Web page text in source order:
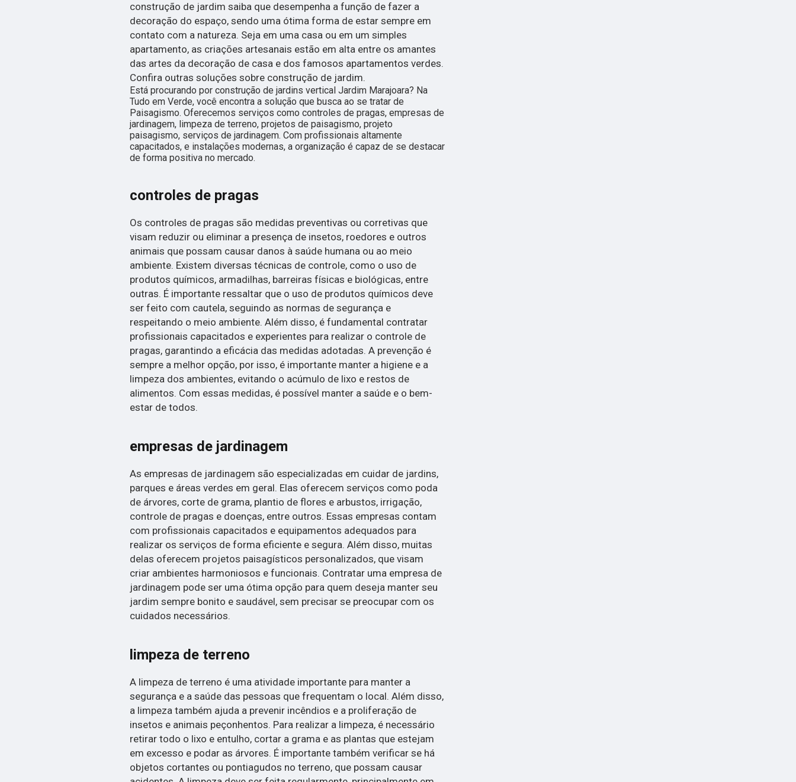
construção de jardim saiba que desempenha a função de fazer a
decoração do espaço, sendo uma ótima forma de estar sempre em
contato com a natureza. Seja em uma casa ou em um simples
apartamento, as criações artesanais estão em alta entre os amantes
das artes da decoração de casa e dos famosos apartamentos verdes.
Confira outras soluções sobre construção de jardim.
Está procurando por construção de jardins vertical Jardim Marajoara? Na
Tudo em Verde, você encontra a solução que busca ao se tratar de
Paisagismo. Oferecemos serviços como controles de pragas, empresas de
jardinagem, limpeza de terreno, projetos de paisagismo, projeto
paisagismo, serviços de jardinagem. Com profissionais altamente
capacitados, e instalações modernas, a organização é capaz de se destacar
de forma positiva no mercado.
controles de pragas
Os controles de pragas são medidas preventivas ou corretivas que
visam reduzir ou eliminar a presença de insetos, roedores e outros
animais que possam causar danos à saúde humana ou ao meio
ambiente. Existem diversas técnicas de controle, como o uso de
produtos químicos, armadilhas, barreiras físicas e biológicas, entre
outras. É importante ressaltar que o uso de produtos químicos deve
ser feito com cautela, seguindo as normas de segurança e
respeitando o meio ambiente. Além disso, é fundamental contratar
profissionais capacitados e experientes para realizar o controle de
pragas, garantindo a eficácia das medidas adotadas. A prevenção é
sempre a melhor opção, por isso, é importante manter a higiene e a
limpeza dos ambientes, evitando o acúmulo de lixo e restos de
alimentos. Com essas medidas, é possível manter a saúde e o bem-
estar de todos.
empresas de jardinagem
As empresas de jardinagem são especializadas em cuidar de jardins,
parques e áreas verdes em geral. Elas oferecem serviços como poda
de árvores, corte de grama, plantio de flores e arbustos, irrigação,
controle de pragas e doenças, entre outros. Essas empresas contam
com profissionais capacitados e equipamentos adequados para
realizar os serviços de forma eficiente e segura. Além disso, muitas
delas oferecem projetos paisagísticos personalizados, que visam
criar ambientes harmoniosos e funcionais. Contratar uma empresa de
jardinagem pode ser uma ótima opção para quem deseja manter seu
jardim sempre bonito e saudável, sem precisar se preocupar com os
cuidados necessários.
limpeza de terreno
A limpeza de terreno é uma atividade importante para manter a
segurança e a saúde das pessoas que frequentam o local. Além disso,
a limpeza também ajuda a prevenir incêndios e a proliferação de
insetos e animais peçonhentos. Para realizar a limpeza, é necessário
retirar todo o lixo e entulho, cortar a grama e as plantas que estejam
em excesso e podar as árvores. É importante também verificar se há
objetos cortantes ou pontiagudos no terreno, que possam causar